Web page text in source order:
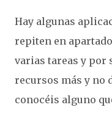
Hay algunas
repiten en
varias tareas y por
recursos más y no
conocéis alguno